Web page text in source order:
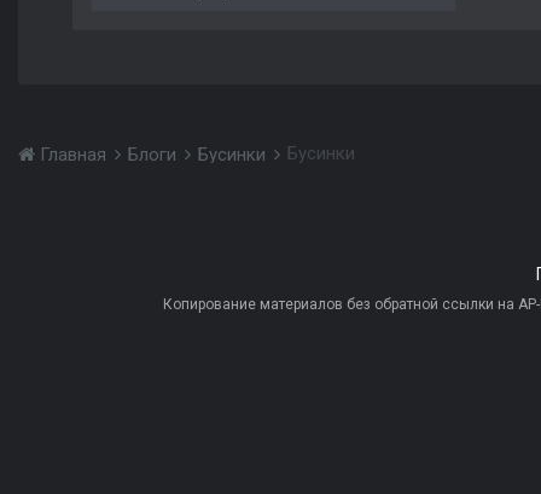
Главная Блоги Бусинки Бусинки
Копирование материалов без обратной ссылки на